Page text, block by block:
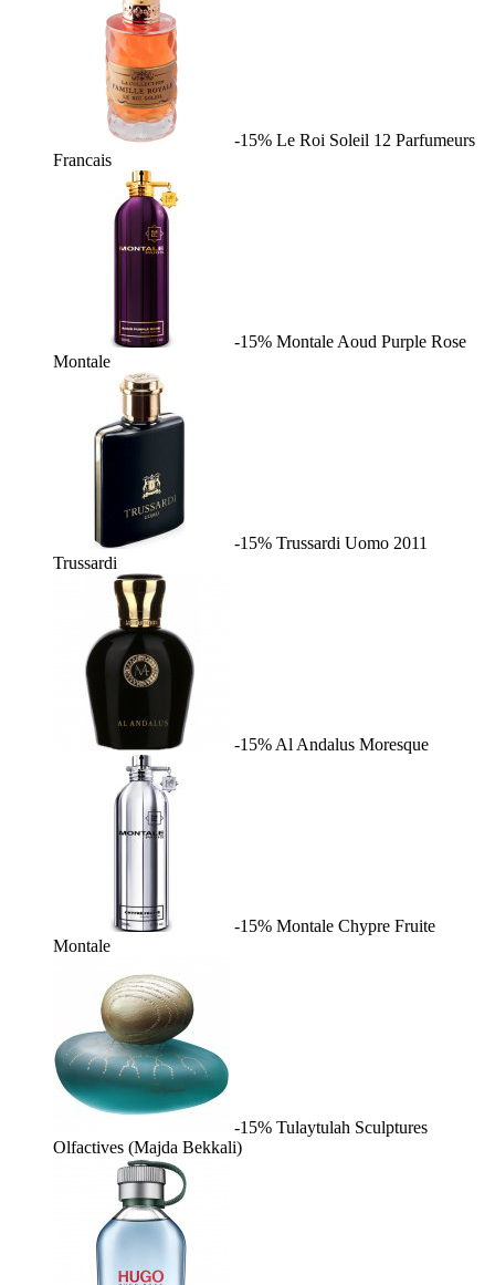
-15% Le Roi Soleil 12 Parfumeurs
Francais
-15% Montale Aoud Purple Rose
Montale
-15% Trussardi Uomo 2011
Trussardi
-15% Al Andalus Moresque
-15% Montale Chypre Fruite
Montale
-15% Tulaytulah Sculptures
Olfactives (Majda Bekkali)